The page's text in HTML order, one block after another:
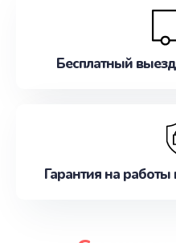
Бесплатный
Гарантия на работы